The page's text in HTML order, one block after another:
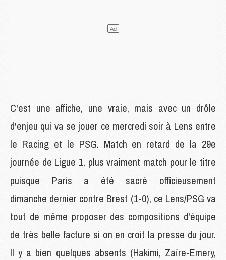
C'est une affiche, une vraie, mais avec un drôle
d'enjeu qui va se jouer ce mercredi soir à Lens entre
le Racing et le PSG. Match en retard de la 29e
journée de Ligue 1, plus vraiment match pour le titre
puisque Paris a été sacré officieusement
dimanche dernier contre Brest (1-0), ce Lens/PSG va
tout de même proposer des compositions d'équipe
de très belle facture si on en croit la presse du jour.
Il y a bien quelques absents (Hakimi, Zaïre-Emery,